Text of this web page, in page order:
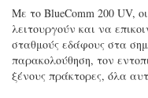
Με το BlueComm 200 UV,
λειτουργούν και να
σταθμούς εδάφους στα
παρακολούθηση, τον
ξένους πράκτορες, όλα